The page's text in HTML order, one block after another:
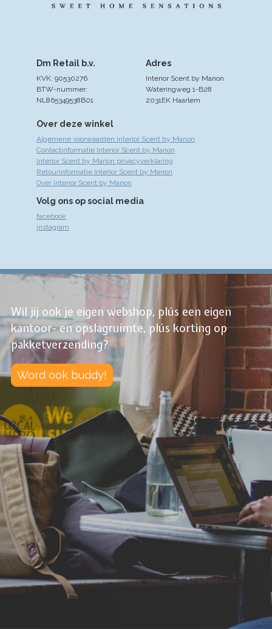
Over deze winkel
Algemene voorwaarden Interior Scent by Manon
Contactinformatie Interior Scent by Manon
Interior Scent by Manon privacyverklaring
Retourinformatie Interior Scent by Manon
Over Interior Scent by Manon
Volg ons op social media
facebook
instagram
Adres
Interior Scent by Manon
Wateringweg 1-B28
2031EK Haarlem
Dm Retail b.v.
KVK: 90530276
BTW-nummer:
NL865349538B01
Wil jij ook je eigen webshop, plús een eigen
kantoor- en opslagruimte, plús korting op
pakketverzending?
Word ook buddy!